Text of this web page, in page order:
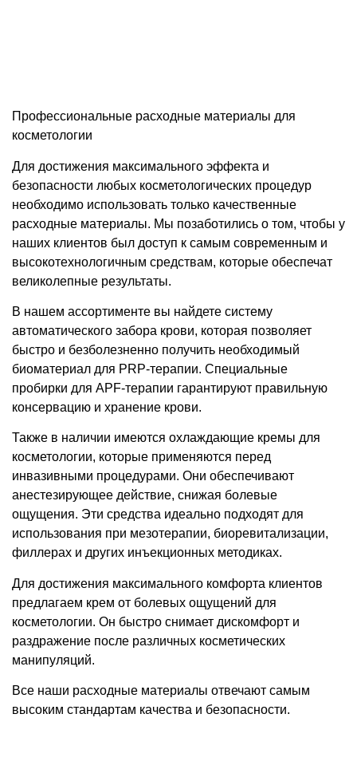
Профессиональные расходные материалы для
косметологии
Для достижения максимального эффекта и
безопасности любых косметологических процедур
необходимо использовать только качественные
расходные материалы. Мы позаботились о том, чтобы у
наших клиентов был доступ к самым современным и
высокотехнологичным средствам, которые обеспечат
великолепные результаты.
В нашем ассортименте вы найдете систему
автоматического забора крови, которая позволяет
быстро и безболезненно получить необходимый
биоматериал для PRP-терапии. Специальные
пробирки для APF-терапии гарантируют правильную
консервацию и хранение крови.
Также в наличии имеются охлаждающие кремы для
косметологии, которые применяются перед
инвазивными процедурами. Они обеспечивают
анестезирующее действие, снижая болевые
ощущения. Эти средства идеально подходят для
использования при мезотерапии, биоревитализации,
филлерах и других инъекционных методиках.
Для достижения максимального комфорта клиентов
предлагаем крем от болевых ощущений для
косметологии. Он быстро снимает дискомфорт и
раздражение после различных косметических
манипуляций.
Все наши расходные материалы отвечают самым
высоким стандартам качества и безопасности.